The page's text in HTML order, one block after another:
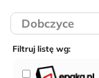
Filtruj listę wg: